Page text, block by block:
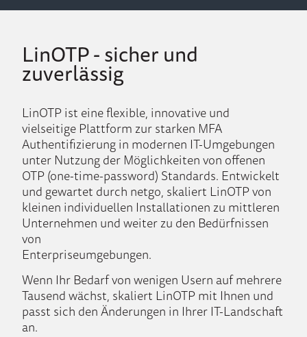
LinOTP - sicher und
zuverlässig
LinOTP ist eine flexible, innovative und
vielseitige Plattform zur starken MFA
Authentifizierung in modernen IT-Umgebungen
unter Nutzung der Möglichkeiten von offenen
OTP (one-time-password) Standards. Entwickelt
und gewartet durch netgo, skaliert LinOTP von
kleinen individuellen Installationen zu mittleren
Unternehmen und weiter zu den Bedürfnissen
von
Enterpriseumgebungen.
Wenn Ihr Bedarf von wenigen Usern auf mehrere
Tausend wächst, skaliert LinOTP mit Ihnen und
passt sich den Änderungen in Ihrer IT-Landschaft
an.